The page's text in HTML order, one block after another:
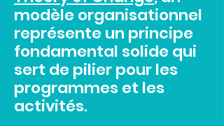
modèle organisationnel
représente un principe
fondamental solide qui
sert de pilier pour les
programmes et les
activités.